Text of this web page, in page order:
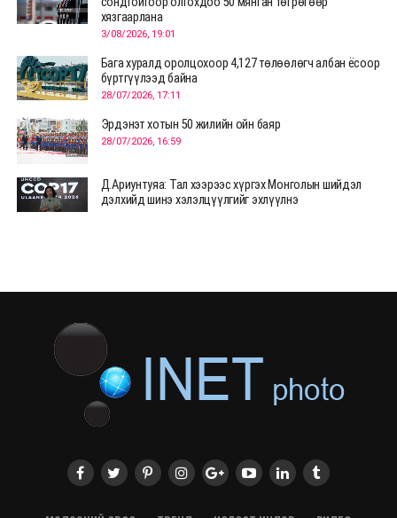
хязгаарлана
3/08/2026, 19:01
Бага хуралд оролцохоор 4,127 төлөөлөгч албан ёсоор
бүртгүүлээд байна
28/07/2026, 17:11
Эрдэнэт хотын 50 жилийн ойн баяр
28/07/2026, 16:59
Д.Ариунтуяа: Тал хээрээс хүргэх Монголын шийдэл
дэлхийд шинэ хэлэлцүүлгийг эхлүүлнэ
28/07/2026, 12:04
ХӨВСГӨЛ Нутгийн зөвлөлөөс МУАЖ Д.Цэрэндарьзавт
2 өрөө байр олгоно
20/07/2026, 19:22
20/07/2026, 19:21